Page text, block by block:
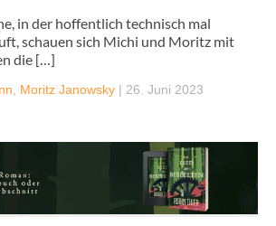
in der hoffentlich technisch mal
schauen sich Michi und Moritz mit
die […]
Moritz Janowsky | 26. Juni 2023